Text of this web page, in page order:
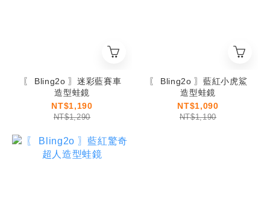
〖 Bling2o 〗迷彩藍賽車
造型蛙鏡
NT$1,190
NT$1,290
〖 Bling2o 〗藍紅小虎鯊
造型蛙鏡
NT$1,090
NT$1,190